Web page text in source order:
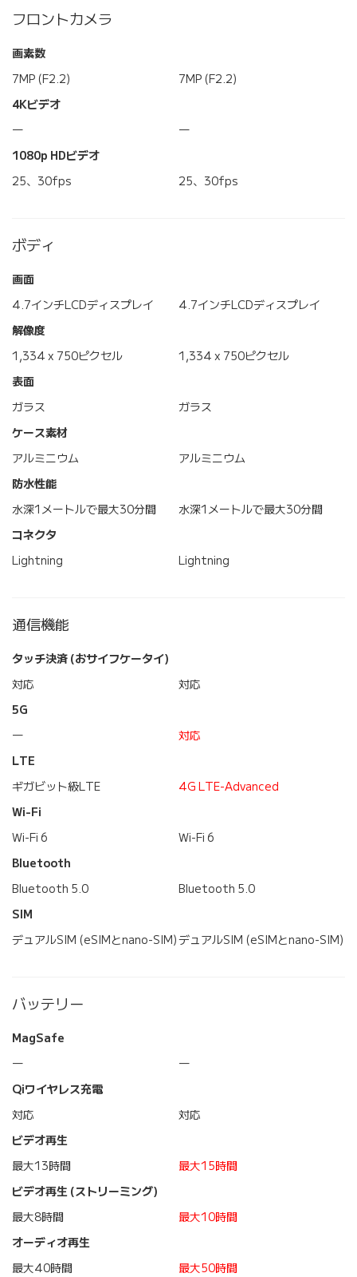
フロントカメラ
画素数
7MP (F2.2)
7MP (F2.2)
4Kビデオ
―
―
1080p HDビデオ
25、30fps
25、30fps
ボディ
画面
4.7インチLCDディスプレイ
4.7インチLCDディスプレイ
解像度
1,334 x 750ピクセル
1,334 x 750ピクセル
表面
ガラス
ガラス
ケース素材
アルミニウム
アルミニウム
防水性能
水深1メートルで最大30分間
水深1メートルで最大30分間
コネクタ
Lightning
Lightning
通信機能
タッチ決済 (おサイフケータイ)
対応
対応
5G
―
対応
LTE
ギガビット級LTE
4G LTE-Advanced
Wi-Fi
Wi-Fi 6
Wi-Fi 6
Bluetooth
Bluetooth 5.0
Bluetooth 5.0
SIM
デュアルSIM (eSIMとnano-SIM)デュアルSIM (eSIMとnano-SIM)
バッテリー
MagSafe
―
―
Qiワイヤレス充電
対応
対応
ビデオ再生
最大13時間
最大15時間
ビデオ再生 (ストリーミング)
最大8時間
最大10時間
オーディオ再生
最大40時間
最大50時間